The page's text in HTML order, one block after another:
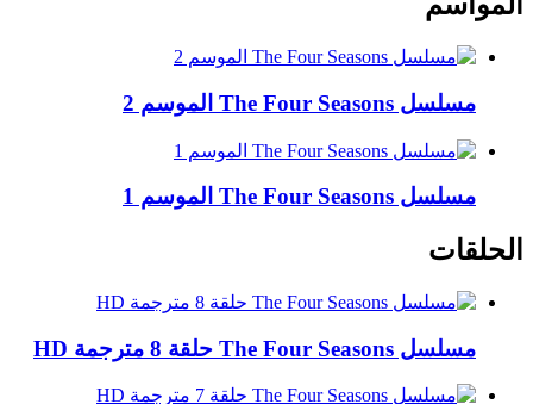
مسلسل The Four Seasons الموسم 2
مسلسل The Four Seasons الموسم 1
الحلقات
مسلسل The Four Seasons حلقة 8 مترجمة HD